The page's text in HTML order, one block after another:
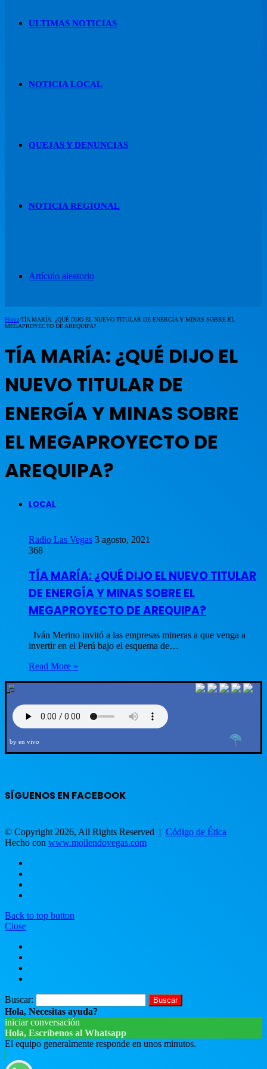
ULTIMAS NOTICIAS
NOTICIA LOCAL
QUEJAS Y DENUNCIAS
NOTICIA REGIONAL
Artículo aleatorio
Home/TÍA MARÍA: ¿QUÉ DIJO EL NUEVO TITULAR DE ENERGÍA Y MINAS SOBRE EL
MEGAPROYECTO DE AREQUIPA?
TÍA MARÍA: ¿QUÉ DIJO EL
NUEVO TITULAR DE
ENERGÍA Y MINAS SOBRE
EL MEGAPROYECTO DE
AREQUIPA?
LOCAL
Radio Las Vegas 3 agosto, 2021
368
TÍA MARÍA: ¿QUÉ DIJO EL NUEVO TITULAR
DE ENERGÍA Y MINAS SOBRE EL
MEGAPROYECTO DE AREQUIPA?
Iván Merino invitó a las empresas mineras a que venga a
invertir en el Perú bajo el esquema de…
Read More »
by en vivo
SÍGUENOS EN FACEBOOK
© Copyright 2026, All Rights Reserved | Código de Ética
Hecho con www.mollendovegas.com
Back to top button
Close
Buscar:
Hola, Necesitas ayuda?
iniciar conversación
Hola, Escríbenos al Whatsapp
El equipo generalmente responde en unos minutos.